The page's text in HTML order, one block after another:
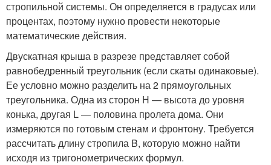
стропильной системы. Он определяется в градусах или
процентах, поэтому нужно провести некоторые
математические действия.
Двускатная крыша в разрезе представляет собой
равнобедренный треугольник (если скаты одинаковые).
Ее условно можно разделить на 2 прямоугольных
треугольника. Одна из сторон Н — высота до уровня
конька, другая L — половина пролета дома. Они
измеряются по готовым стенам и фронтону. Требуется
рассчитать длину стропила B, которую можно найти
исходя из тригонометрических формул.